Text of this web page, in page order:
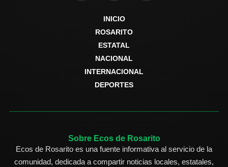
INICIO
ROSARITO
ESTATAL
NACIONAL
INTERNACIONAL
DEPORTES
Sobre Ecos de Rosarito
Ecos de Rosarito es una fuente informativa al servicio de la
comunidad, dedicada a compartir noticias locales, estatales,